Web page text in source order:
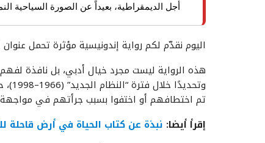
أجل الديمقراطية، بعيداً عن الصورة السياحية
اليوم نقدّم لكم رواية إندونيسية مؤثرة تحمل
هذه الرواية ليست مجرد خيال أدبي، بل نافذة
تم اختطافهم أو اختفوا بسبب جرأتهم في
إقرأ أيضا: نبذة عن كتاب الحياة في أرض قاحلة